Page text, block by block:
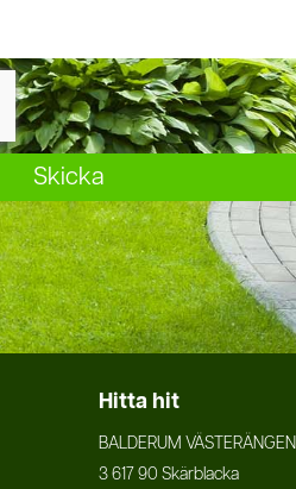
Skicka
Hitta hit
BALDERUM VÄSTERÄNGEN
3 617 90 Skärblacka​